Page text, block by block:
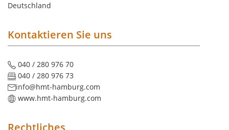
Deutschland
Kontaktieren Sie uns
040 / 280 976 70
040 / 280 976 73
info@hmt-hamburg.com
www.hmt-hamburg.com